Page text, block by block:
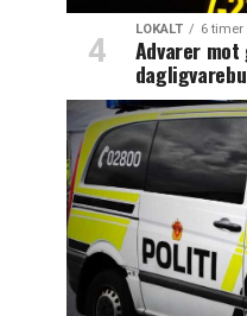
LOKALT 6 timer
Advarer